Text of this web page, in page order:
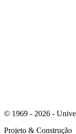
© 1969 - 2026 -
Projeto & Construção